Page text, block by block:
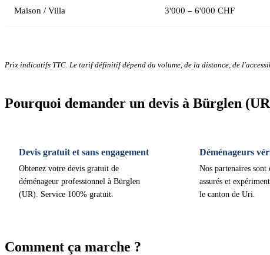
Maison / Villa 3'000 – 6'000 CHF
Prix indicatifs TTC. Le tarif définitif dépend du volume, de la distance, de
Pourquoi demander un devis à Bürglen
Devis gratuit et sans engagement
Obtenez votre devis gratuit de
déménageur professionnel à Bürglen
(UR). Service 100% gratuit.
Déménageurs
Nos partenaires sont
assurés et
le canton de Uri.
Comment ça marche ?